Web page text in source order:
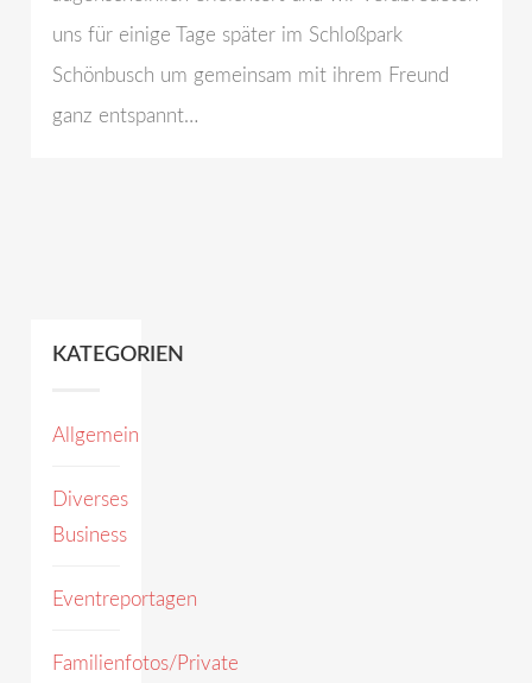
uns für einige Tage später im Schloßpark
Schönbusch um gemeinsam mit ihrem Freund
ganz entspannt…
KATEGORIEN
Allgemein
Diverses
Business
Eventreportagen
Familienfotos/Private